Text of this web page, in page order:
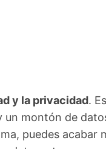
y la privacidad.
montón de
puedes acabar